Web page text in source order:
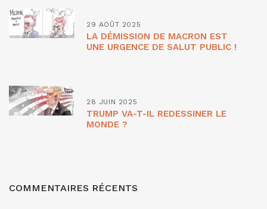
29 AOÛT 2025
LA DÉMISSION DE MACRON EST
UNE URGENCE DE SALUT PUBLIC !
28 JUIN 2025
TRUMP VA-T-IL REDESSINER LE
MONDE ?
COMMENTAIRES RÉCENTS